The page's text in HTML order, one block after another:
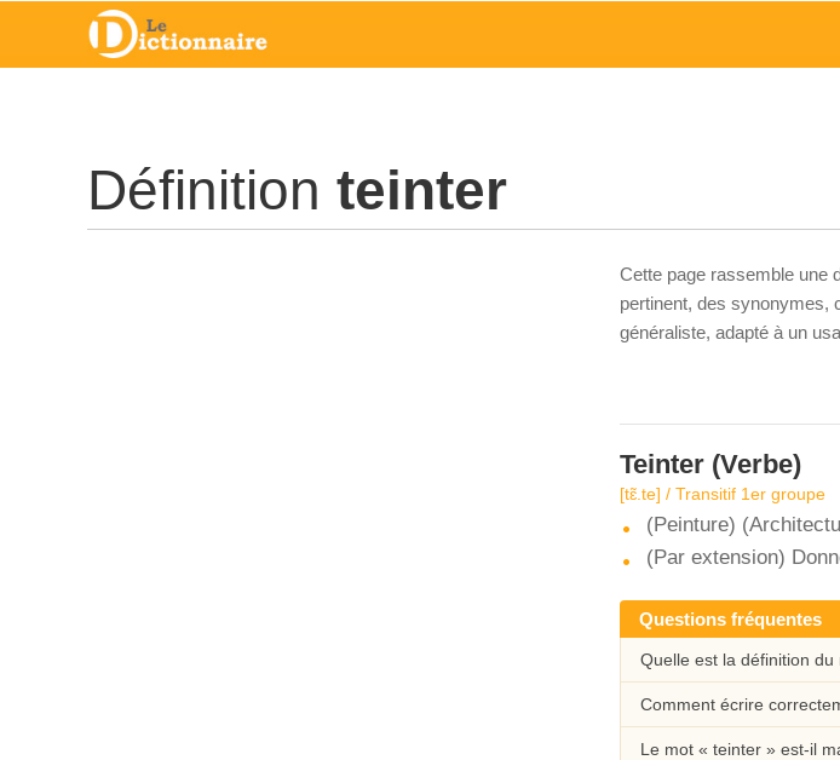
Définition teinter
Cette page rassemble une
pertinent, des synonymes,
généraliste, adapté à un
Teinter (Verbe)
[tɛ̃.te] / Transitif 1er groupe
(Peinture)
(Par extension)
Questions fréquentes
Quelle est la définition
Comment écrire
Le mot « teinter » est-il